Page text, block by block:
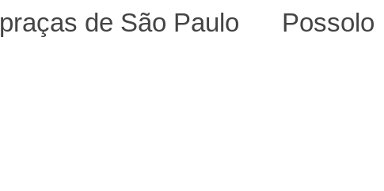
praças de São Paulo
Possolo